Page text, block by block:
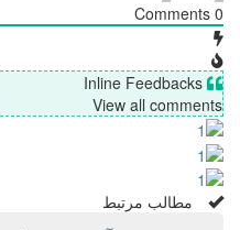
0
Comments
Inline Feedbacks
View all comments
مطالب مرتبط